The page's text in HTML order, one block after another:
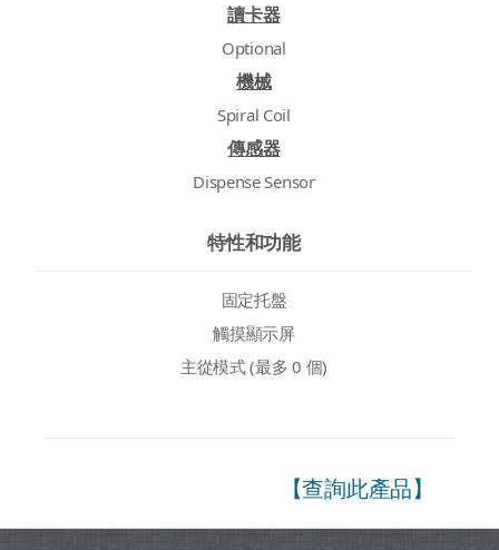
讀卡器
Optional
機械
Spiral Coil
傳感器
Dispense Sensor
特性和功能
固定托盤
觸摸顯示屏
主從模式 (最多 0 個)
【查詢此產品】